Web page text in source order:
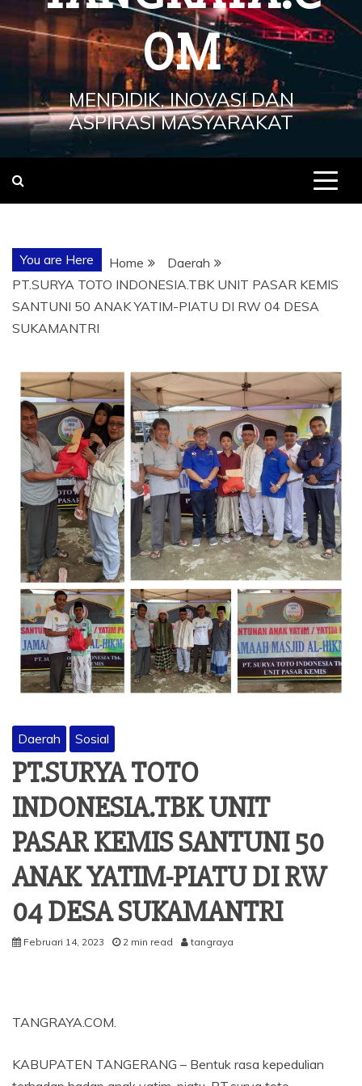
OM
MENDIDIK, INOVASI DAN
ASPIRASI MASYARAKAT
You are Here Home
Daerah
PT.SURYA TOTO INDONESIA.TBK UNIT PASAR KEMIS
SANTUNI 50 ANAK YATIM-PIATU DI RW 04 DESA
SUKAMANTRI
Daerah Sosial
PT.SURYA TOTO
INDONESIA.TBK UNIT
PASAR KEMIS SANTUNI 50
ANAK YATIM-PIATU DI RW
04 DESA SUKAMANTRI
Februari 14, 2023 2 min read tangraya
TANGRAYA.COM.
KABUPATEN TANGERANG – Bentuk rasa kepedulian